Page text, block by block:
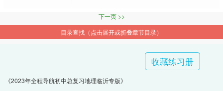
下一页 >>
目录查找（点击展开或折叠章节目录）
收藏练习册
《2023年全程导航初中总复习地理临沂专版》